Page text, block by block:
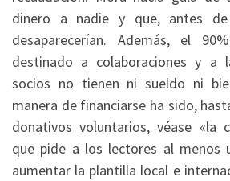
dinero a nadie y que, antes
desaparecerían. Además, el
destinado a colaboraciones y a
socios no tienen ni sueldo ni
manera de financiarse ha sido,
donativos voluntarios, véase «la
que pide a los lectores al menos
aumentar la plantilla local e